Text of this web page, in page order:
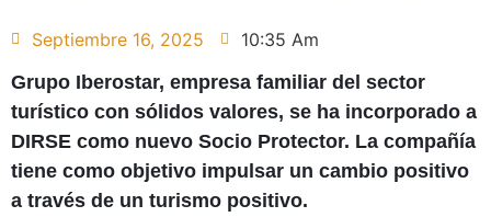
Septiembre 16, 2025
10:35 Am
Grupo Iberostar, empresa familiar del sector
turístico con sólidos valores, se ha incorporado a
DIRSE como nuevo Socio Protector. La compañía
tiene como objetivo impulsar un cambio positivo
a través de un turismo positivo.